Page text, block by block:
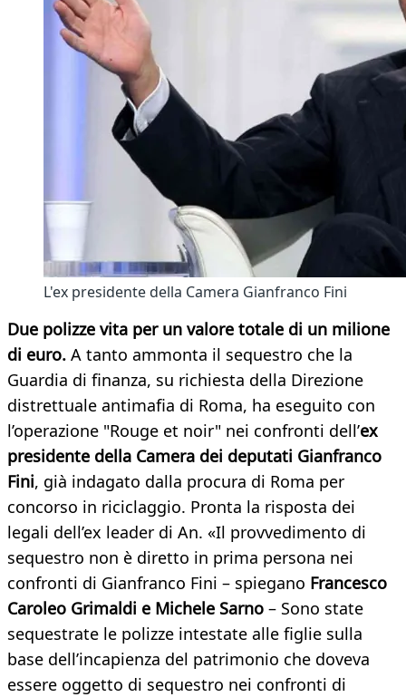
L'ex presidente della Camera Gianfranco Fini
Due polizze vita per un valore totale di un milione
di euro. A tanto ammonta il sequestro che la
Guardia di finanza, su richiesta della Direzione
distrettuale antimafia di Roma, ha eseguito con
l’operazione "Rouge et noir" nei confronti dell’ex
presidente della Camera dei deputati Gianfranco
Fini, già indagato dalla procura di Roma per
concorso in riciclaggio. Pronta la risposta dei
legali dell’ex leader di An. «Il provvedimento di
sequestro non è diretto in prima persona nei
confronti di Gianfranco Fini – spiegano Francesco
Caroleo Grimaldi e Michele Sarno – Sono state
sequestrate le polizze intestate alle figlie sulla
base dell’incapienza del patrimonio che doveva
essere oggetto di sequestro nei confronti di